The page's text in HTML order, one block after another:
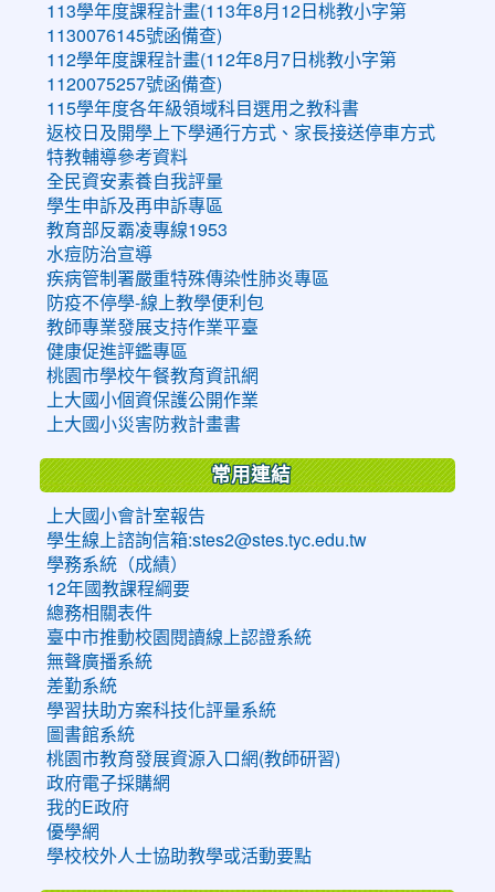
113學年度課程計畫(113年8月12日桃教小字第
1130076145號函備查)
112學年度課程計畫(112年8月7日桃教小字第
1120075257號函備查)
115學年度各年級領域科目選用之教科書
返校日及開學上下學通行方式、家長接送停車方式
特教輔導參考資料
全民資安素養自我評量
學生申訴及再申訴專區
教育部反霸凌專線1953
水痘防治宣導
疾病管制署嚴重特殊傳染性肺炎專區
防疫不停學-線上教學便利包
教師專業發展支持作業平臺
健康促進評鑑專區
桃園市學校午餐教育資訊網
上大國小個資保護公開作業
上大國小災害防救計畫書
常用連結
上大國小會計室報告
學生線上諮詢信箱:stes2@stes.tyc.edu.tw
學務系統（成績）
12年國教課程綱要
總務相關表件
臺中市推動校園閱讀線上認證系統
無聲廣播系統
差勤系統
學習扶助方案科技化評量系統
圖書館系統
桃園市教育發展資源入口網(教師研習)
政府電子採購網
我的E政府
優學網
學校校外人士協助教學或活動要點